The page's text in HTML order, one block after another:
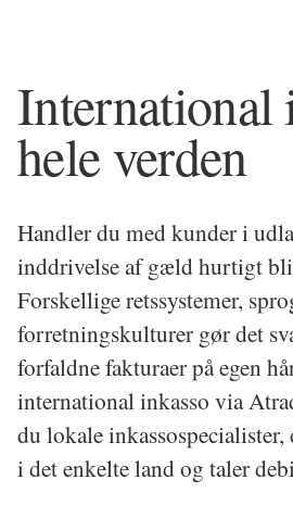
International
hele verden
Handler du med kunder i
inddrivelse af gæld hurtigt
Forskellige retssystemer,
forretningskulturer gør det
forfaldne fakturaer på egen
international inkasso via
du lokale inkassospecialister,
i det enkelte land og taler